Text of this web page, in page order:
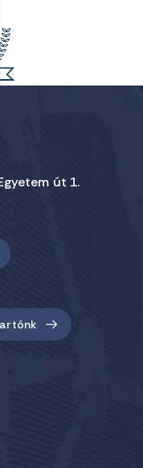
út 1.